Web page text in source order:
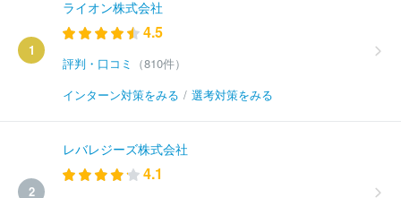
1
ライオン株式会社
4.5
評判・口コミ
（810件）
インターン対策をみる / 選考対策をみる
2
レバレジーズ株式会社
4.1